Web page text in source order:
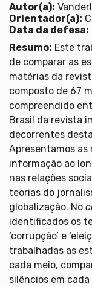
Autor(a):
Orientador(a):
Data da defesa:
Resumo: Este
de comparar as
matérias da
composto de 67
compreendido
Brasil da revista
decorrentes
Apresentamos as
informação ao
nas relações
teorias do
globalização. No
identificados os
‘corrupção’ e
trabalhadas as
cada meio,
silêncios em